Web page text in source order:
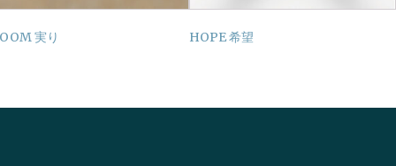
実り HOPE 希望